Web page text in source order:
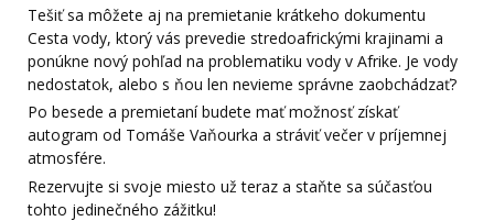
Tešiť sa môžete aj na premietanie krátkeho dokumentu
Cesta vody, ktorý vás prevedie stredoafrickými krajinami a
ponúkne nový pohľad na problematiku vody v Afrike. Je vody
nedostatok, alebo s ňou len nevieme správne zaobchádzať?
Po besede a premietaní budete mať možnosť získať
autogram od Tomáše Vaňourka a stráviť večer v príjemnej
atmosfére.
Rezervujte si svoje miesto už teraz a staňte sa súčasťou
tohto jedinečného zážitku!